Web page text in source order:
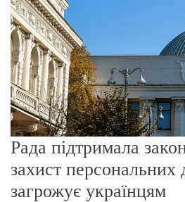
Рада підтримала
захист
загрожує українцям